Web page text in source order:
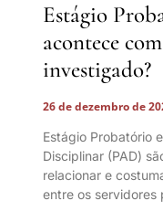
Estágio
acontece
investigado?
26 de dezembro de
Estágio Probatório
Disciplinar (PAD)
relacionar e
entre os servidores